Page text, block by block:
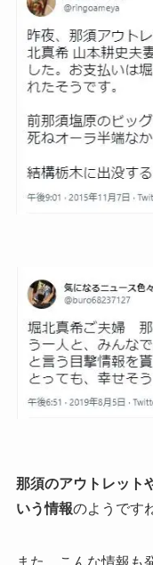
那須のアウトレット
いう情報のようです
また、こんな情報も